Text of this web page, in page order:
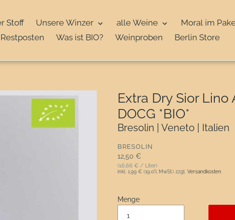
Stoff Unsere Winzer alle Weine
Moral im
Restposten
Was ist BIO? Weinproben Berlin Store
Extra Dry Sior
DOCG *BIO*
Bresolin | Veneto | Italien
VERKÄUFER
BRESOLIN
Normaler Preis
12,50 €
(16,66 € / Liter)
inkl. 1,99 € (19.0% MwSt.) zzgl. Versandkosten
Menge